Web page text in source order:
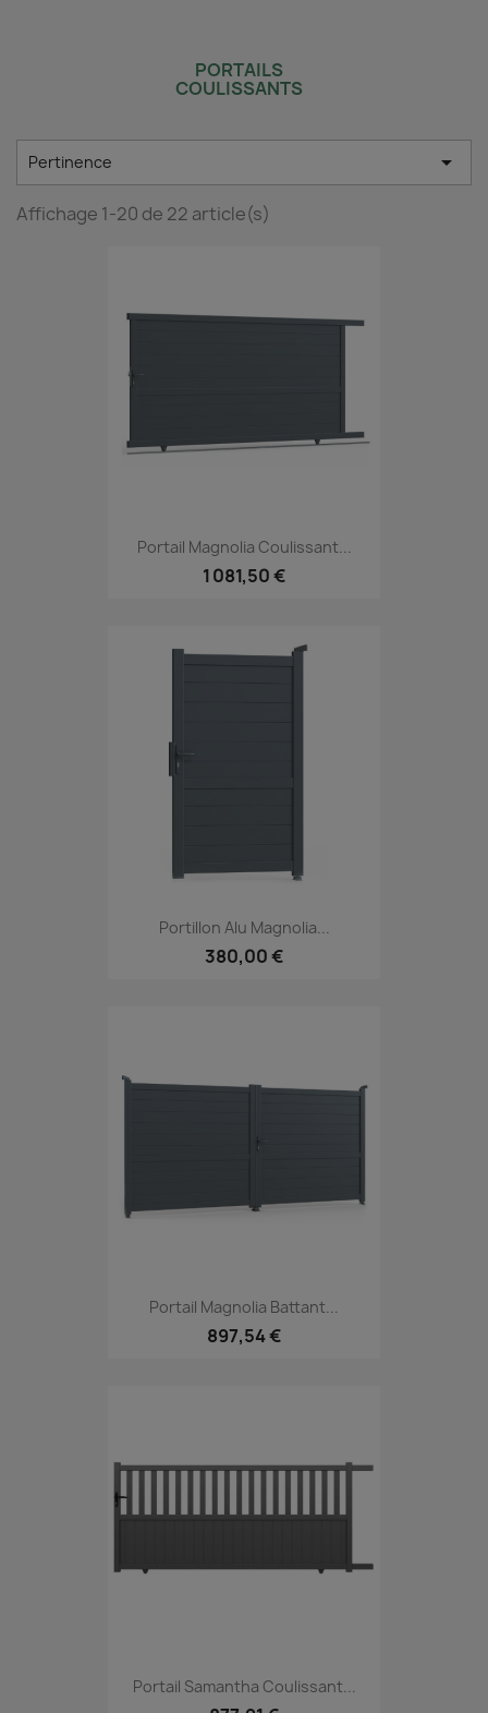
PORTAILS
COULISSANTS
Pertinence 
Affichage 1-20 de 22 article(s)
Portail Magnolia Coulissant...
1 081,50 €
Portillon Alu Magnolia...
380,00 €
Portail Magnolia Battant...
897,54 €
Portail Samantha Coulissant...